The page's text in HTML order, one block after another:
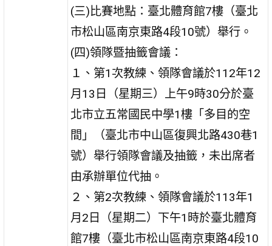
(三)比賽地點：臺北體育館7樓（臺北
市松山區南京東路4段10號）舉行。
(四)領隊暨抽籤會議：
１、第1次教練、領隊會議於112年12
月13日（星期三）上午9時30分於臺
北市立五常國民中學1樓「多目的空
間」（臺北市中山區復興北路430巷1
號）舉行領隊會議及抽籤，未出席者
由承辦單位代抽。
２、第2次教練、領隊會議於113年1
月2日（星期二）下午1時於臺北體育
館7樓（臺北市松山區南京東路4段10